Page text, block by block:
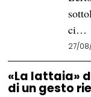
ci…
27/
«La lattaia»
di un gesto